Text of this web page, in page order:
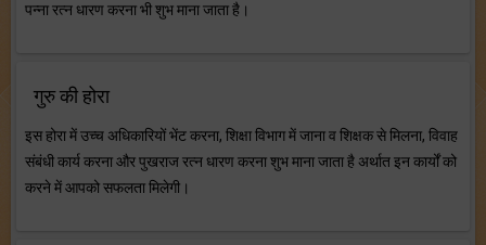
पन्ना रत्न धारण करना भी शुभ माना जाता है।
गुरु की होरा
इस होरा में उच्च अधिकारियों भेंट करना, शिक्षा विभाग में जाना व शिक्षक से मिलना, विवाह
संबंधी कार्य करना और पुखराज रत्न धारण करना शुभ माना जाता है अर्थात इन कार्यों को
करने में आपको सफलता मिलेगी।